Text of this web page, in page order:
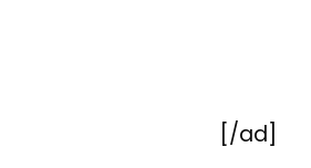
[/ad]